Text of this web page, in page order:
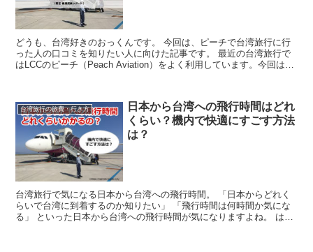
どうも、台湾好きのおっくんです。 今回は、ピーチで台湾旅行に行
った人の口コミを知りたい人に向けた記事です。 最近の台湾旅行で
はLCCのピーチ（Peach Aviation）をよく利用しています。今回は
台湾旅行の旅費・行き方
日本から台湾への飛行時間はどれ
くらい？機内で快適にすごす方法
は？
台湾旅行で気になる日本から台湾への飛行時間。 「日本からどれく
らいで台湾に到着するのか知りたい」 「飛行時間は何時間か気にな
る」 といった日本から台湾への飛行時間が気になりますよね。 はじ